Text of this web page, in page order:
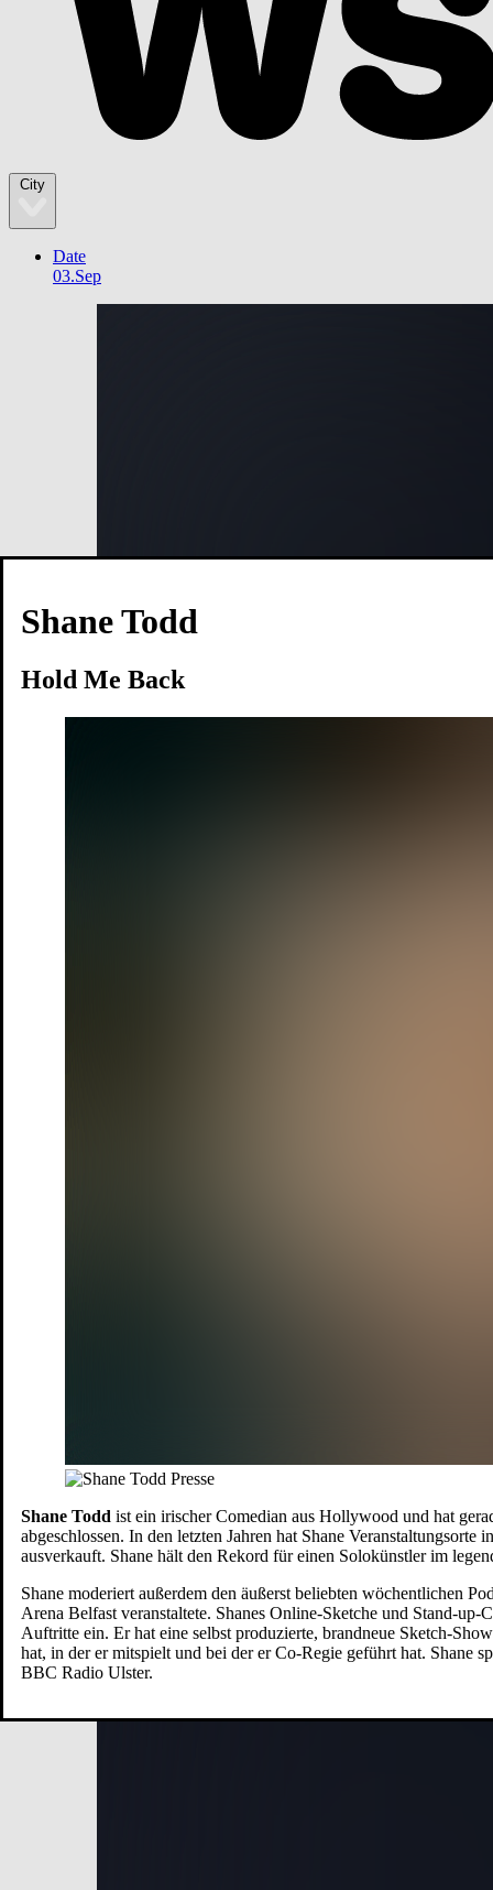
Shane Todd
Hold Me Back
Shane Todd ist ein irischer Comedian aus Hollywood und hat
abgeschlossen. In den letzten Jahren hat Shane
ausverkauft. Shane hält den Rekord für einen Solokünstler im
Shane moderiert außerdem den äußerst beliebten wöchentlichen
Arena Belfast veranstaltete. Shanes Online-Sketche und Stand-
Auftritte ein. Er hat eine selbst produzierte, brandneue Sketch-
hat, in der er mitspielt und bei der er Co-Regie geführt hat. Shane
BBC Radio Ulster.
City
Date
03.Sep